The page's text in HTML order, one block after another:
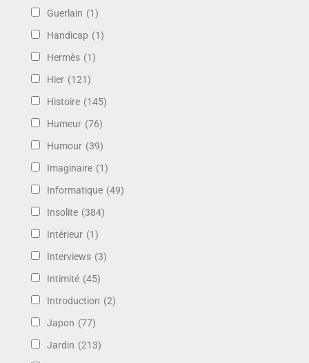
Guerlain (1)
Handicap (1)
Hermès (1)
Hier (121)
Histoire (145)
Humeur (76)
Humour (39)
Imaginaire (1)
Informatique (49)
Insolite (384)
Intérieur (1)
Interviews (3)
Intimité (45)
Introduction (2)
Japon (77)
Jardin (213)